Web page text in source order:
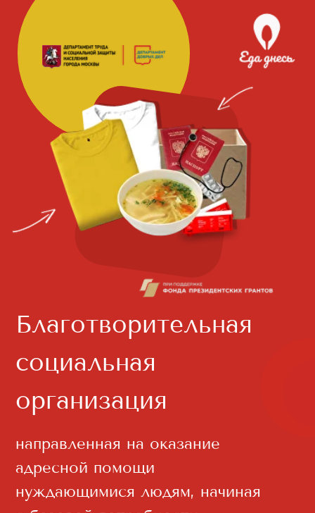
направленная на оказание
адресной помощи
с базовой потребности —
Благотворительная